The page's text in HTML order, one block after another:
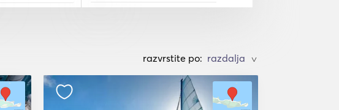
razvrstite po: >